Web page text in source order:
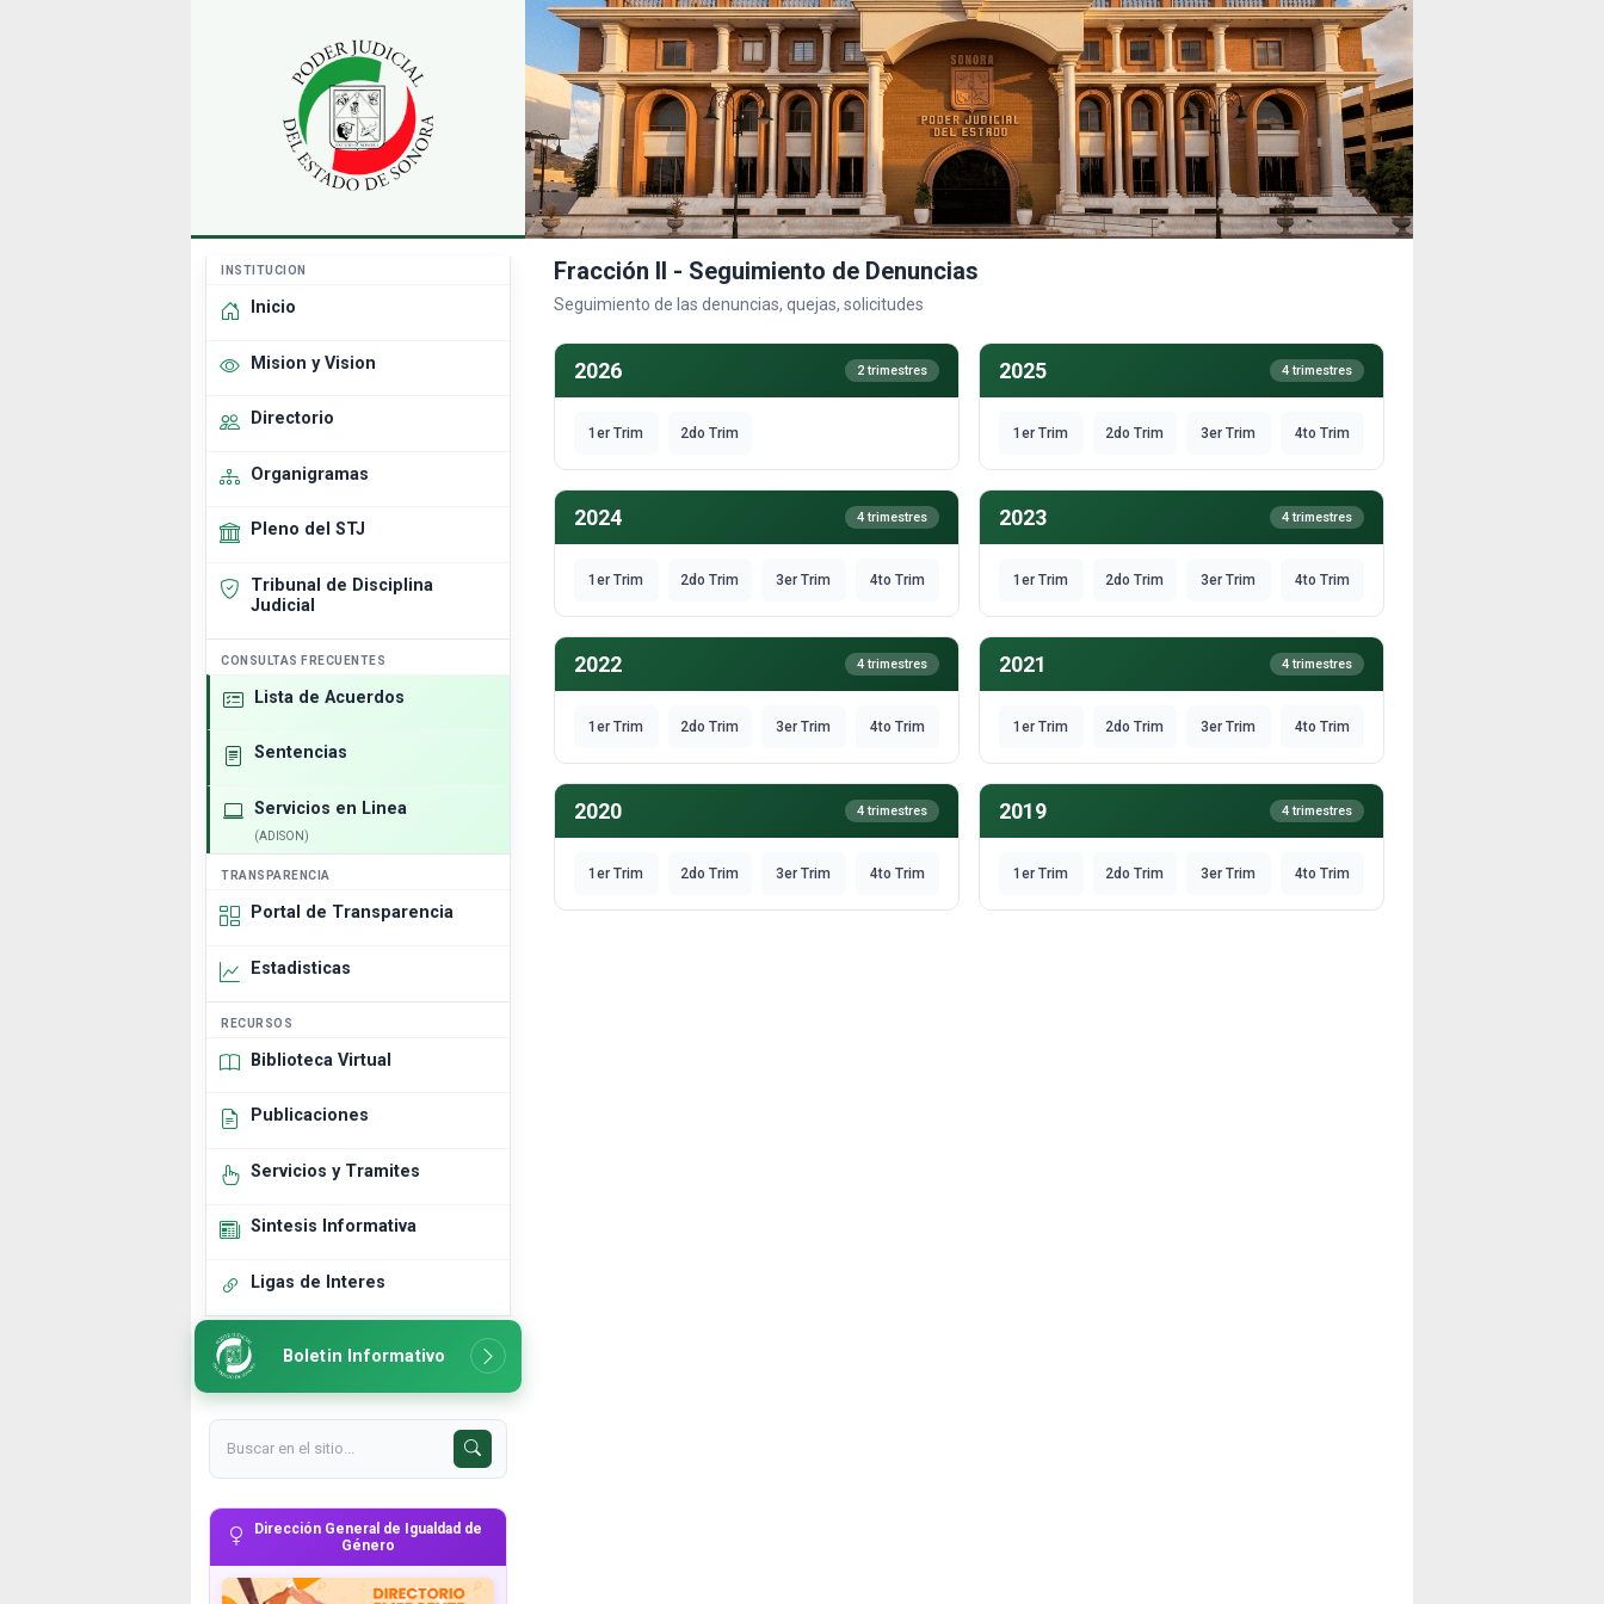
INSTITUCION
Inicio
Mision y Vision
Directorio
Organigramas
Pleno del STJ
Tribunal de Disciplina
Judicial
CONSULTAS FRECUENTES
Lista de Acuerdos
Sentencias
Servicios en Linea
(ADISON)
TRANSPARENCIA
Portal de Transparencia
Estadisticas
RECURSOS
Biblioteca Virtual
Publicaciones
Servicios y Tramites
Sintesis Informativa
Ligas de Interes
Boletin Informativo
Dirección General de Igualdad de
Género
Fracción II - Seguimiento de Denuncias
Seguimiento de las denuncias, quejas, solicitudes
2026 2 trimestres
1er Trim 2do Trim
2025 4 trimestres
1er Trim 2do Trim 3er Trim 4to Trim
2024 4 trimestres
1er Trim 2do Trim 3er Trim 4to Trim
2023 4 trimestres
1er Trim 2do Trim 3er Trim 4to Trim
2022 4 trimestres
1er Trim 2do Trim 3er Trim 4to Trim
2021 4 trimestres
1er Trim 2do Trim 3er Trim 4to Trim
2020 4 trimestres
1er Trim 2do Trim 3er Trim 4to Trim
2019 4 trimestres
1er Trim 2do Trim 3er Trim 4to Trim